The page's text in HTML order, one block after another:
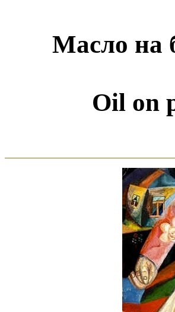
Масло на
Oil on